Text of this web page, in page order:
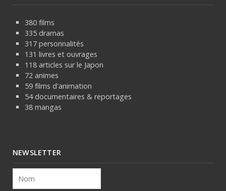
380 films
335 dramas
317 personnalités
131 livres et ouvrages
118 articles sur le Japon
72 animes
59 films d'animation
54 documentaires & reportages
38 mangas
NEWSLETTER